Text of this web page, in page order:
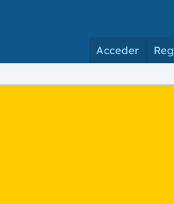
Acceder